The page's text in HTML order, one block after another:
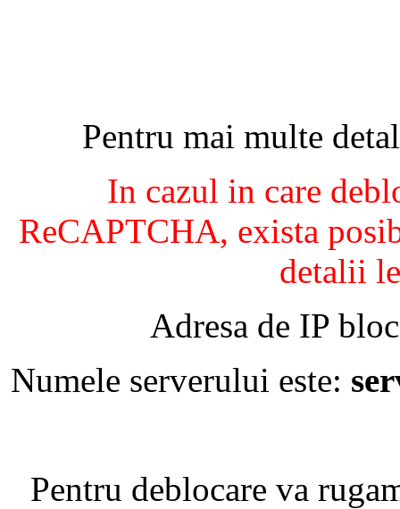
Pentru mai multe
In cazul in care
ReCAPTCHA, exista
detalii
Adresa de IP
Numele serverului este:
Pentru deblocare va